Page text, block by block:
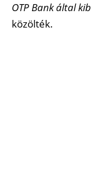
OTP Bank által
közölték.